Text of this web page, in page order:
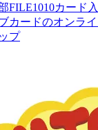
FILE1010カード
カードのオンラ
プ